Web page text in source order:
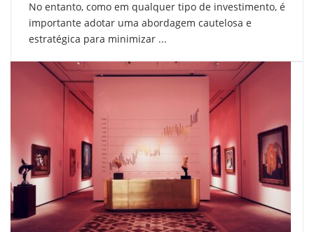
No entanto, como em qualquer tipo de investimento, é
importante adotar uma abordagem cautelosa e
estratégica para minimizar ...